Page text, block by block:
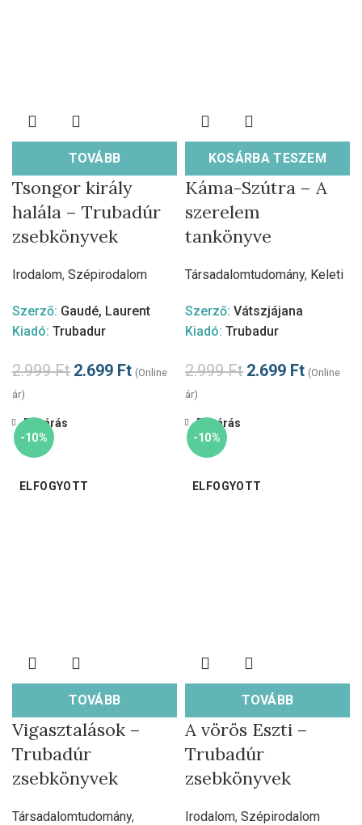
TOVÁBB
Tsongor király
halála – Trubadúr
zsebkönyvek
Irodalom, Szépirodalom
Szerző: Gaudé, Laurent
Kiadó: Trubadur
2.999Ft 2.699 Ft (Online
ár)
KOSÁRBA TESZEM
Káma-Szútra – A
szerelem
tankönyve
Társadalomtudomány, Keleti
Szerző: Vátszjájana
Kiadó: Trubadur
2.999Ft 2.699 Ft (Online
ár)
-10%
ELFOGYOTT
TOVÁBB
Bezárás
Vigasztalások –
Trubadúr
zsebkönyvek
Társadalomtudomány,
-10%
ELFOGYOTT
TOVÁBB
Bezárás
A vörös Eszti –
Trubadúr
zsebkönyvek
Irodalom, Szépirodalom